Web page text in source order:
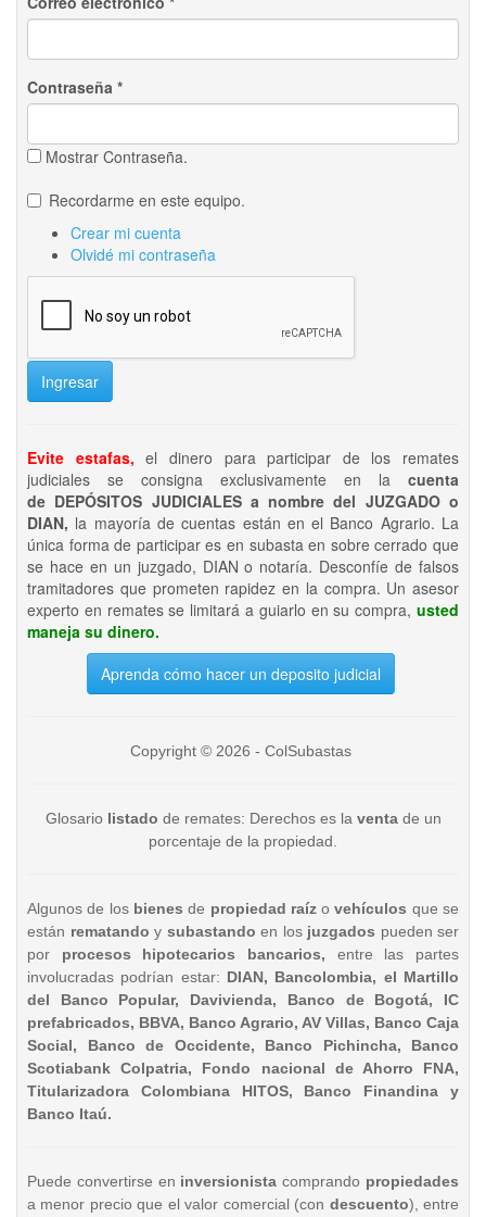
Contraseña *
Mostrar Contraseña.
Recordarme en este equipo.
Crear mi cuenta
Olvidé mi contraseña
Ingresar
Evite estafas, el dinero para participar de los remates
judiciales se consigna exclusivamente en la cuenta
de DEPÓSITOS JUDICIALES a nombre del JUZGADO o
DIAN, la mayoría de cuentas están en el Banco Agrario. La
única forma de participar es en subasta en sobre cerrado que
se hace en un juzgado, DIAN o notaría. Desconfíe de falsos
tramitadores que prometen rapidez en la compra. Un asesor
experto en remates se limitará a guiarlo en su compra, usted
maneja su dinero.
Aprenda cómo hacer un deposito judicial
Copyright © 2026 - ColSubastas
Glosario listado de remates: Derechos es la ventade un
porcentaje de la propiedad.
Algunos de los bienesde propiedad raízo vehículos que se
están rematando y subastando en los juzgados pueden ser
por procesos hipotecarios bancarios, entre las partes
involucradas podrían estar: DIAN, Bancolombia, el Martillo
del Banco Popular, Davivienda, Banco de Bogotá, IC
prefabricados, BBVA, Banco Agrario, AV Villas, Banco Caja
Social, Banco de Occidente, Banco Pichincha, Banco
Scotiabank Colpatria, Fondo nacional de Ahorro FNA,
Titularizadora Colombiana HITOS, Banco Finandina y
Banco Itaú.
Puede convertirse en inversionista comprando propiedades
a menor precio que el valor comercial (con descuento), entre